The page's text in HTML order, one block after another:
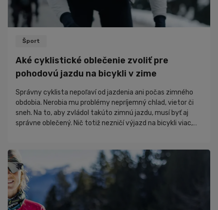
Šport
Aké cyklistické oblečenie zvoliť pre
pohodovú jazdu na bicykli v zime
Správny cyklista nepoľaví od jazdenia ani počas zimného
obdobia. Nerobia mu problémy nepríjemný chlad, vietor či
sneh. Na to, aby zvládol takúto zimnú jazdu, musí byť aj
správne oblečený. Nič totiž nezničí výjazd na bicykli viac,
bunda. Ako sa obliecť na bicykel, aby si bol počas jazdy v
zime maximálne chránený a zároveň zbytočne telo počas
športu neprehrieval?Kto...